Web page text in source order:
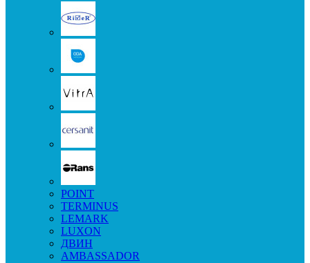
POINT
TERMINUS
LEMARK
LUXON
ДВИН
AMBASSADOR